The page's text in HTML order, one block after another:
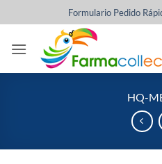
al
contenido
Formulario Pedido
HQ-